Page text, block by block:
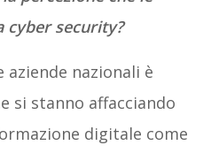
cyber security?
aziende nazionali è
si stanno affacciando
digitale come